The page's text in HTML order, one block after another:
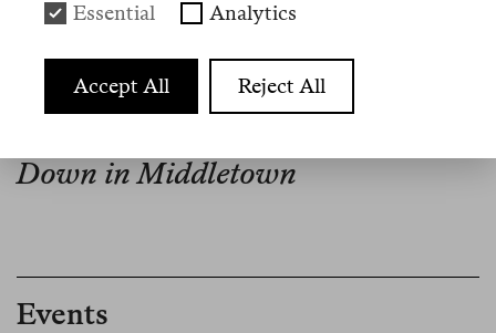
Artikel
Down in Middletown
Events
Essential Analytics
Accept All Reject All